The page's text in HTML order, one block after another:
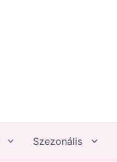
Szezonális